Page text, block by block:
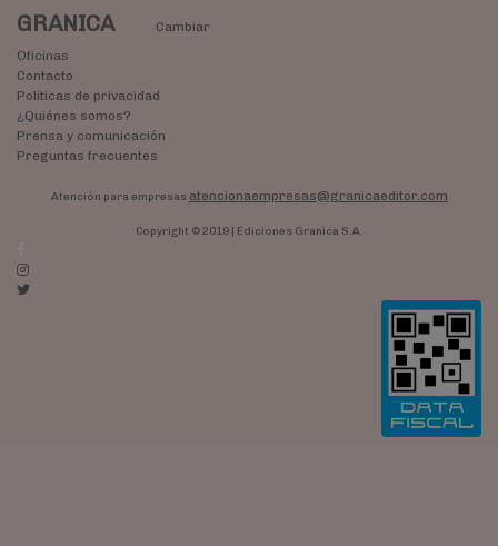
GRANICA
Cambiar
Oficinas
Contacto
Políticas de privacidad
¿Quiénes somos?
Prensa y comunicación
Preguntas frecuentes
Atención para empresas atencionaempresas@granicaeditor.com
Copyright © 2019 | Ediciones Granica S.A.